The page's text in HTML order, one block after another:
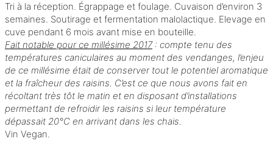
Tri à la réception. Égrappage et foulage. Cuvaison d’environ 3
semaines. Soutirage et fermentation malolactique. Elevage en
cuve pendant 6 mois avant mise en bouteille.
Fait notable pour ce millésime 2017: compte tenu des
températures caniculaires au moment des vendanges, l’enjeu
de ce millésime était de conserver tout le potentiel aromatique
et la fraîcheur des raisins. C’est ce que nous avons fait en
récoltant très tôt le matin et en disposant d’installations
permettant de refroidir les raisins si leur température
dépassait 20°C en arrivant dans les chais.
Vin Vegan.